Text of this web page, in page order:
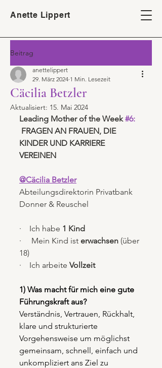
Anette Lippert
Beitrag
Cäcilia Betzler
anettelippert
29. März 2024 1 Min. Lesezeit
Aktualisiert: 15. Mai 2024
Leading Mother of the Week #6:
KINDER UND KARRIERE
VEREINEN
@Cäcilia Betzler
Abteilungsdirektorin Privatbank
Donner & Reuschel
·    Ich habe 1 Kind
·     Mein Kind ist erwachsen (über
18)
·    Ich arbeite Vollzeit
1) Was macht für mich eine gute
Führungskraft aus?
Verständnis, Vertrauen, Rückhalt,
klare und strukturierte
Vorgehensweise um möglichst
gemeinsam, schnell, einfach und
unkompliziert ans Ziel zu